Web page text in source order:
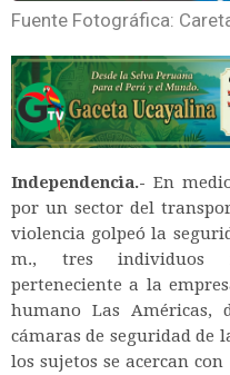
Fuente Fotográfica:
Independencia.- En
por un sector del
violencia golpeó la
m., tres individuos
perteneciente a la
humano Las Américas,
cámaras de seguridad de
los sujetos se acercan